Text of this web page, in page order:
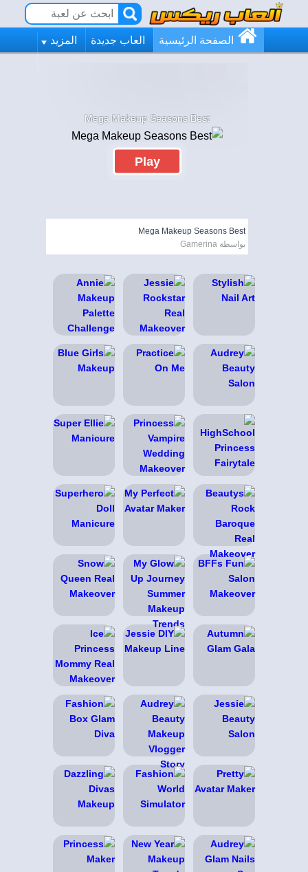
الصفحة الرئيسية العاب جديدة المزيد
Mega Makeup Seasons Best
Play
Mega Makeup Seasons Best
بواسطة Gamerina